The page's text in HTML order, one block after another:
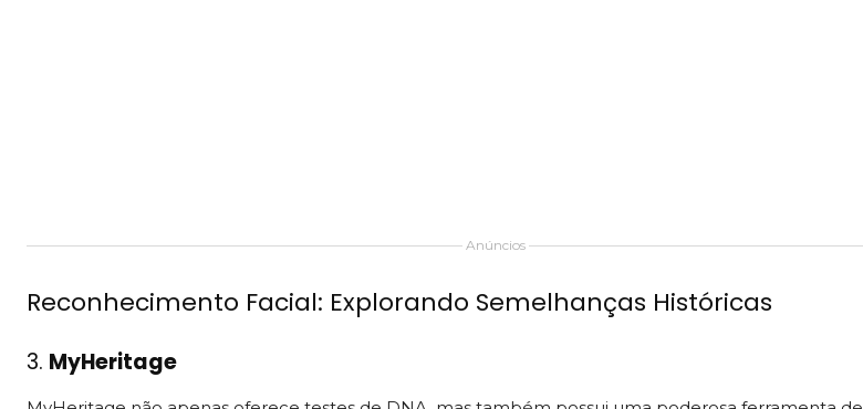
Anúncios
Reconhecimento Facial: Explorando Semelhanças Históricas
3. MyHeritage